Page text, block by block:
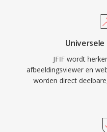
JFIF wordt
afbeeldingsviewer en
worden direct